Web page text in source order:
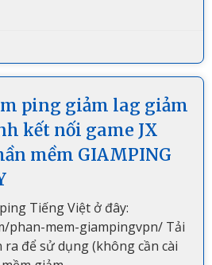
ping giảm lag giảm
kết nối game JX
mềm GIAMPING
Tiếng Việt ở đây:
phan-mem-giampingvpn/ Tải
ra để sử dụng (không cần cài